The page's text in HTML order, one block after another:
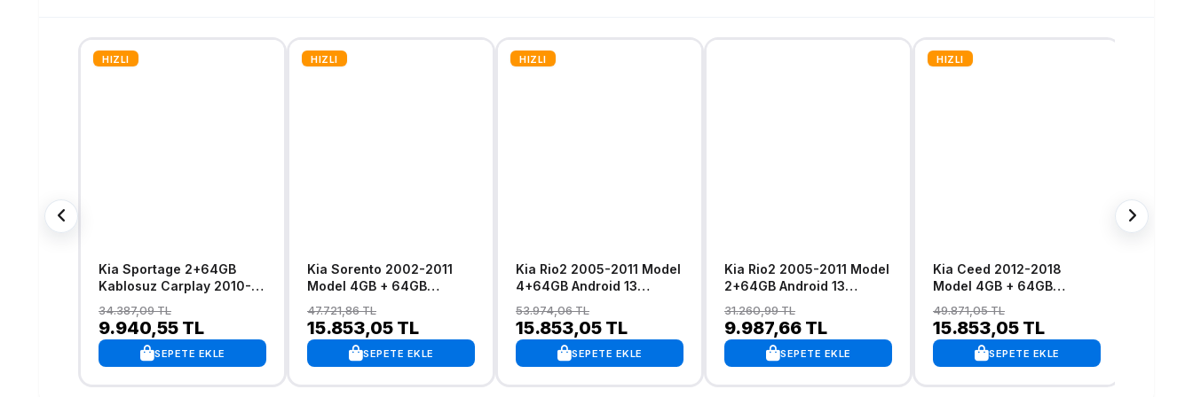
HIZLI
Kia Sportage 2+64GB
Kablosuz Carplay 2010-
Navigasyon Multimedya
Sistemi
34.387,09 TL
9.940,55 TL
SEPETE EKLE
HIZLI
Kia Sorento 2002-2011
Model 4GB + 64GB
Carplay Navigasyon
Multimedya Sistemi
47.721,86 TL
15.853,05 TL
SEPETE EKLE
HIZLI
Kia Rio2 2005-2011 Model
4+64GB Android 13
Navigasyon Multimedya
Sistemi
53.974,06 TL
15.853,05 TL
SEPETE EKLE
Kia Rio2 2005-2011 Model
2+64GB Android 13
Navigasyon Multimedya
Sistemi
31.260,99 TL
9.987,66 TL
SEPETE EKLE
HIZLI
Kia Ceed 2012-2018
Model 4GB + 64GB
Carplay Navigasyon
Multimedya Sistemi
49.871,05 TL
15.853,05 TL
SEPETE EKLE